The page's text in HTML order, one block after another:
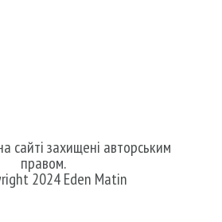
сайті захищені авторським
правом.
2024 Eden Matin